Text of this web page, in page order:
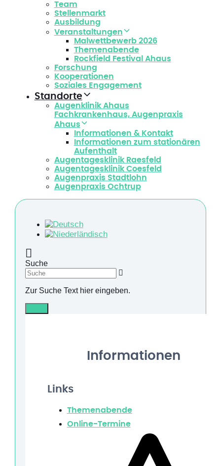
Team
Stellenmarkt
Ausbildung
Veranstaltungen
Malwettbewerb 2026
Themenabende
Rockfield Festival Ahaus
Forschung
Kooperationen
Soziales Engagement
Standorte
Augenklinik Ahaus
Fachkrankenhaus, Augenpraxis
Ahaus
Informationen & Kontakt
Informationen zum stationären
Aufenthalt
Augentagesklinik Raesfeld
Augentagesklinik Coesfeld
Augenpraxis Stadtlohn
Augenpraxis Ochtrup
Suche
Zur Suche Text hier eingeben.
Informationen
Links
Themenabende
Online-Termine